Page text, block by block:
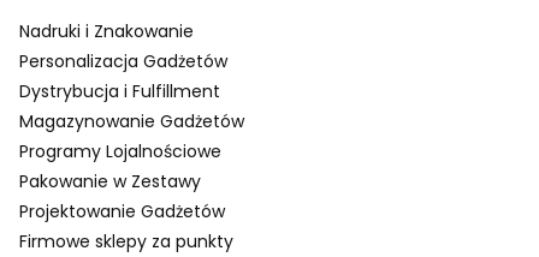
Nadruki i Znakowanie
Personalizacja Gadżetów
Dystrybucja i Fulfillment
Magazynowanie Gadżetów
Programy Lojalnościowe
Pakowanie w Zestawy
Projektowanie Gadżetów
Firmowe sklepy za punkty